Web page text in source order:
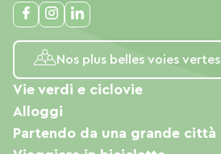
Nos plus belles voies vertes
Vie verdi e ciclovie
Alloggi
Partendo da una grande città